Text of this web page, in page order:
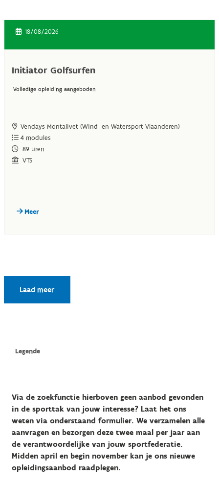
Via de zoekfunctie hierboven geen aanbod gevonden
in de sporttak van jouw interesse? Laat het ons
weten via onderstaand formulier. We verzamelen alle
aanvragen en bezorgen deze twee maal per jaar aan
de verantwoordelijke van jouw sportfederatie.
Midden april en begin november kan je ons nieuwe
opleidingsaanbod raadplegen.